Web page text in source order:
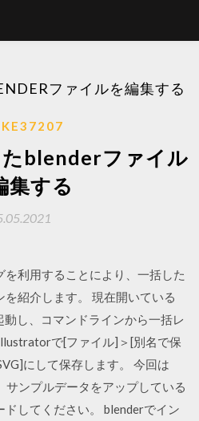
ファイルを編集する
blenderファイル
集する
利用することにより、一括した
紹介します。 現在開いている
し、コマンドラインから一括レ
で[ファイル]＞[別名で保
にして保存します。 今回は
サンプルデータをアップしている
してください。 blenderでイン